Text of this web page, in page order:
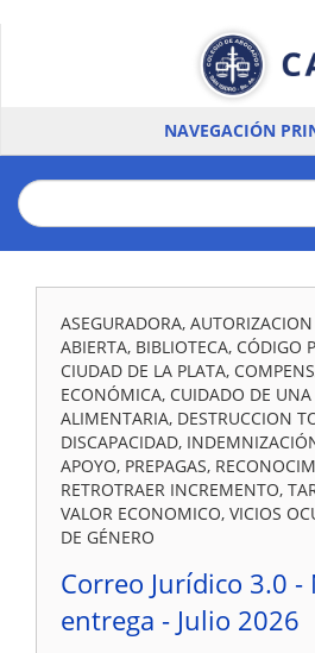
NAVEGACIÓN
ASEGURADORA, AUTORIZACION
ABIERTA, BIBLIOTECA, CÓDIGO
CIUDAD DE LA PLATA,
ECONÓMICA, CUIDADO DE
ALIMENTARIA, DESTRUCCION
DISCAPACIDAD,
APOYO, PREPAGAS,
RETROTRAER INCREMENTO,
VALOR ECONOMICO, VICIOS
DE GÉNERO
Correo Jurídico 3.0 -
entrega - Julio 2026